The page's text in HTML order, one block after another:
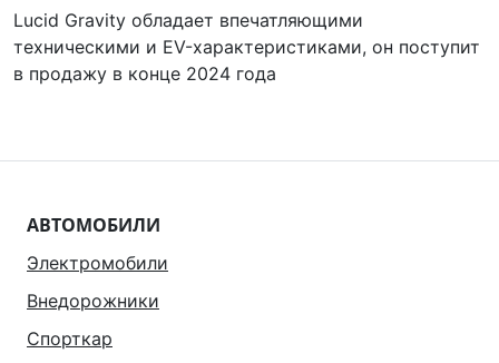
Lucid Gravity обладает впечатляющими
техническими и EV-характеристиками, он поступит
в продажу в конце 2024 года
АВТОМОБИЛИ
Электромобили
Внедорожники
Спорткар